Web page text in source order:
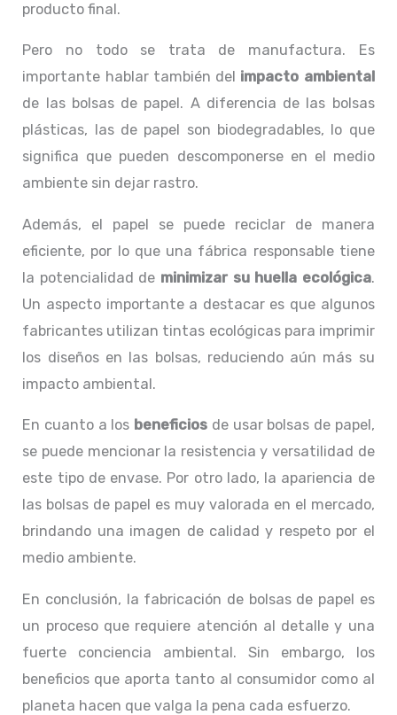
producto final.
Pero no todo se trata de manufactura. Es
importante hablar también del impacto ambiental
de las bolsas de papel. A diferencia de las bolsas
plásticas, las de papel son biodegradables, lo que
significa que pueden descomponerse en el medio
ambiente sin dejar rastro.
Además, el papel se puede reciclar de manera
eficiente, por lo que una fábrica responsable tiene
la potencialidad de minimizar su huella ecológica.
Un aspecto importante a destacar es que algunos
fabricantes utilizan tintas ecológicas para imprimir
los diseños en las bolsas, reduciendo aún más su
impacto ambiental.
En cuanto a los beneficios de usar bolsas de papel,
se puede mencionar la resistencia y versatilidad de
este tipo de envase. Por otro lado, la apariencia de
las bolsas de papel es muy valorada en el mercado,
brindando una imagen de calidad y respeto por el
medio ambiente.
En conclusión, la fabricación de bolsas de papel es
un proceso que requiere atención al detalle y una
fuerte conciencia ambiental. Sin embargo, los
beneficios que aporta tanto al consumidor como al
planeta hacen que valga la pena cada esfuerzo.